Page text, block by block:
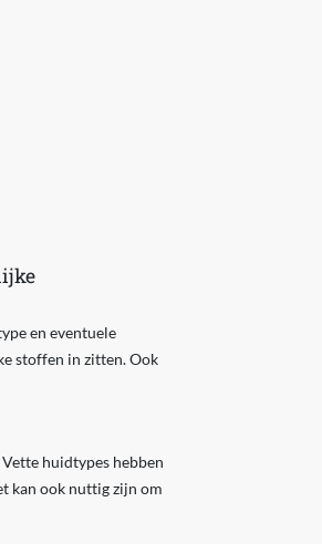
en eventuele
stoffen in zitten. Ook
huidtypes hebben
kan ook nuttig zijn om